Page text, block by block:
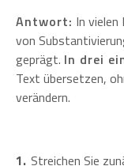
Antwort: In vielen
von
geprägt. In drei
Text übersetzen,
verändern.
Streichen Sie